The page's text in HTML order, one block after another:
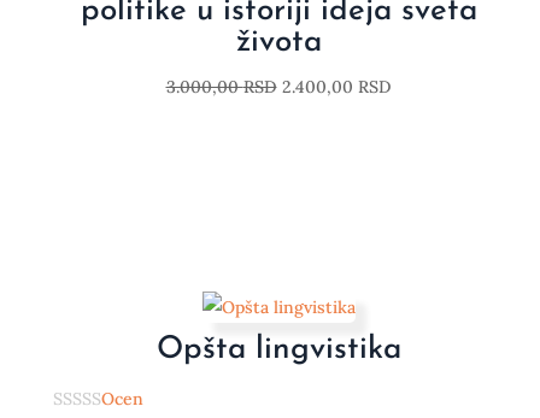
politike u istoriji ideja sveta
života
3.000,00RSD 2.400,00 RSD
Opšta lingvistika
Ocen